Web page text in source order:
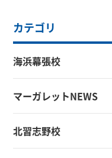
カテゴリ
海浜幕張校
マーガレットNEWS
北習志野校